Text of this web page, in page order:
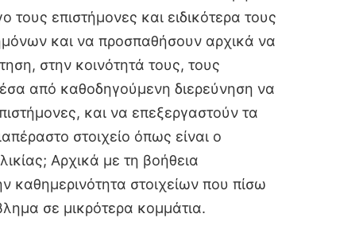
επιστήμονες και ειδικότερα τους
και να προσπαθήσουν αρχικά να
στην κοινότητά τους, τους
από καθοδηγούμενη διερεύνηση να
και να επεξεργαστούν τα
στοιχείο όπως είναι ο
Αρχικά με τη βοήθεια
καθημερινότητα στοιχείων που πίσω
σε μικρότερα κομμάτια.